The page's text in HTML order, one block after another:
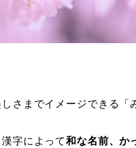
さまでイメージできる「
漢字によって和な名前、か